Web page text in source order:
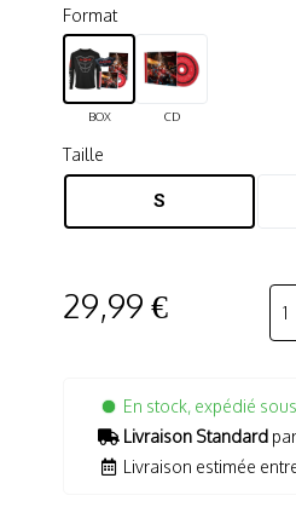
Format
BOX CD
Taille
S
29,99 € 1
En stock, expédié
Livraison Standard
Livraison estimée